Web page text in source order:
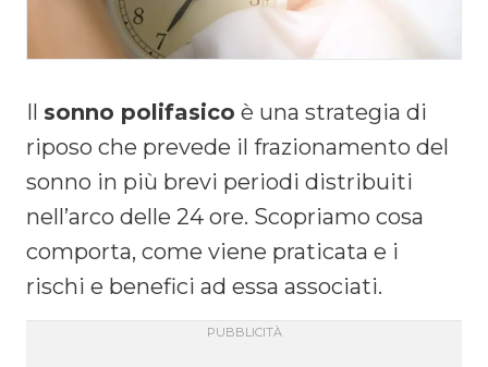
Il sonno polifasico è una strategia di
riposo che prevede il frazionamento del
sonno in più brevi periodi distribuiti
nell’arco delle 24 ore. Scopriamo cosa
comporta, come viene praticata e i
rischi e benefici ad essa associati.